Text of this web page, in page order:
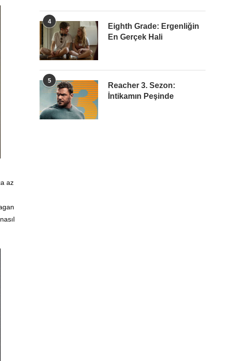
az
4
Eighth Grade: Ergenliğin
En Gerçek Hali
5
Reacher 3. Sezon:
İntikamın Peşinde